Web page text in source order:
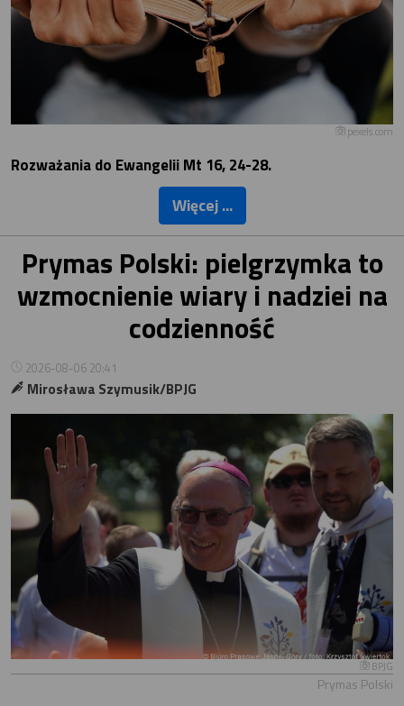
pexels.com
Rozważania do Ewangelii Mt 16, 24-28.
Więcej ...
Prymas Polski: pielgrzymka to
wzmocnienie wiary i nadziei na
codzienność
2026-08-06 20:41
Mirosława Szymusik/BPJG
BPJG
Prymas Polski